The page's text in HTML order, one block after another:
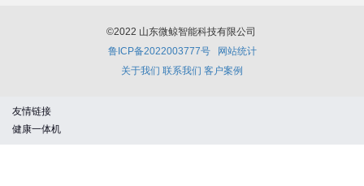
©2022 山东微鲸智能科技有限公司
鲁ICP备2022003777号
网站统计
关于我们 联系我们 客户案例
友情链接
健康一体机